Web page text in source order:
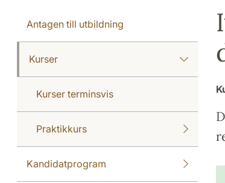
Antagen till utbildning
Kurser
Kurser terminsvis
Praktikkurs
Kandidatprogram